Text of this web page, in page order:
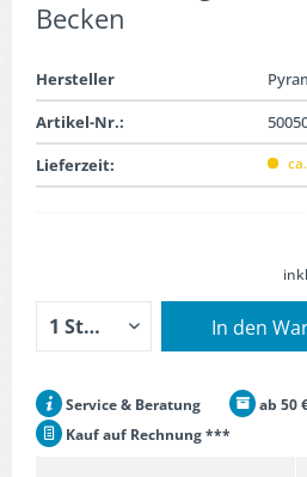
Becken
Hersteller
Artikel-Nr.:
Lieferzeit:
In den
Service & Beratung
ab 50
Kauf auf Rechnung ***